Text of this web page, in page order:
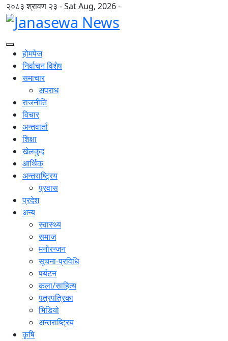
२०८३ श्रावण २३ - Sat Aug, 2026 -
होमपेज
निर्वाचन विशेष
समाचार
अपराध
राजनीति
विचार
अन्तवार्ता
शिक्षा
खेलकुद
आर्थिक
अन्तराष्ट्रिय
प्रवास
प्रदेश
अन्य
स्वास्थ्य
समाज
मनोरन्जन
सूचना-प्रविधि
पर्यटन
कला/साहित्य
पत्रपत्रिका
भिडियो
अन्तराष्ट्रिय
कृषि